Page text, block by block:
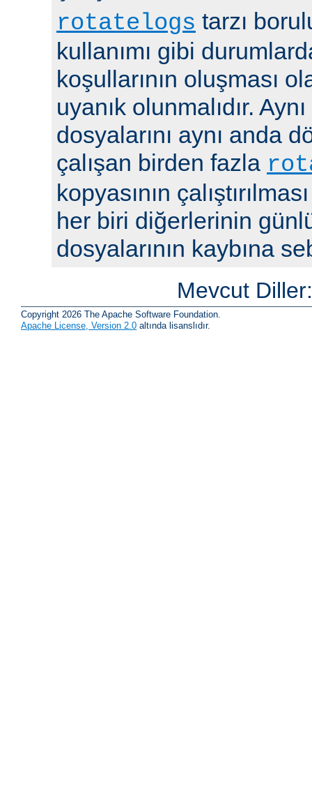
rotatelogs tarzı
kullanımı gibi
koşullarının oluşması
uyanık olunmalıdır.
dosyalarını aynı anda
çalışan birden fazla
kopyasının
her biri diğerlerinin
dosyalarının kaybına
Mevcut
Copyright 2026 The Apache Software Foundation.
Apache License, Version 2.0 altında lisanslıdır.